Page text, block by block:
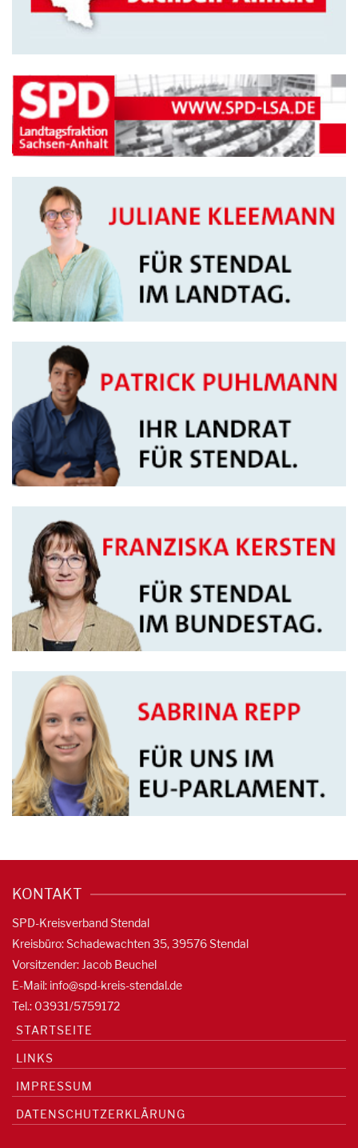
KONTAKT
SPD-Kreisverband Stendal
Kreisbüro: Schadewachten 35, 39576 Stendal
Vorsitzender: Jacob Beuchel
E-Mail: info@spd-kreis-stendal.de
Tel.: 03931/5759172
STARTSEITE
LINKS
IMPRESSUM
DATENSCHUTZERKLÄRUNG